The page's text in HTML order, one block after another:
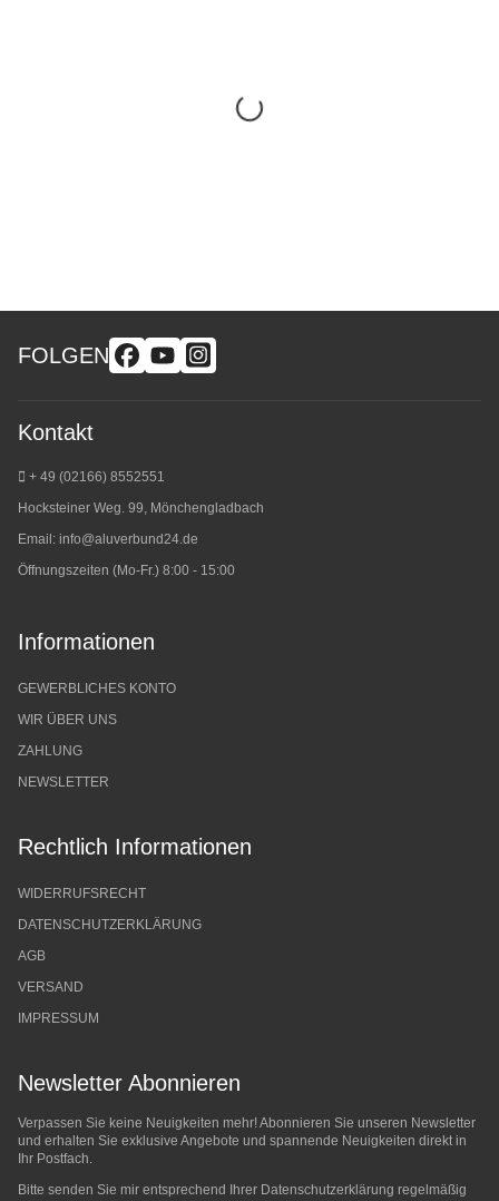
FOLGEN
Kontakt
+ 49 (02166) 8552551
Hocksteiner Weg. 99, Mönchengladbach
Email: info@aluverbund24.de
Öffnungszeiten (Mo-Fr.) 8:00 - 15:00
Informationen
GEWERBLICHES KONTO
WIR ÜBER UNS
ZAHLUNG
NEWSLETTER
Rechtlich Informationen
WIDERRUFSRECHT
DATENSCHUTZERKLÄRUNG
AGB
VERSAND
IMPRESSUM
Newsletter Abonnieren
Verpassen Sie keine Neuigkeiten mehr! Abonnieren Sie unseren Newsletter
und erhalten Sie exklusive Angebote und spannende Neuigkeiten direkt in
Ihr Postfach.
Bitte senden Sie mir entsprechend Ihrer Datenschutzerklärung regelmäßig